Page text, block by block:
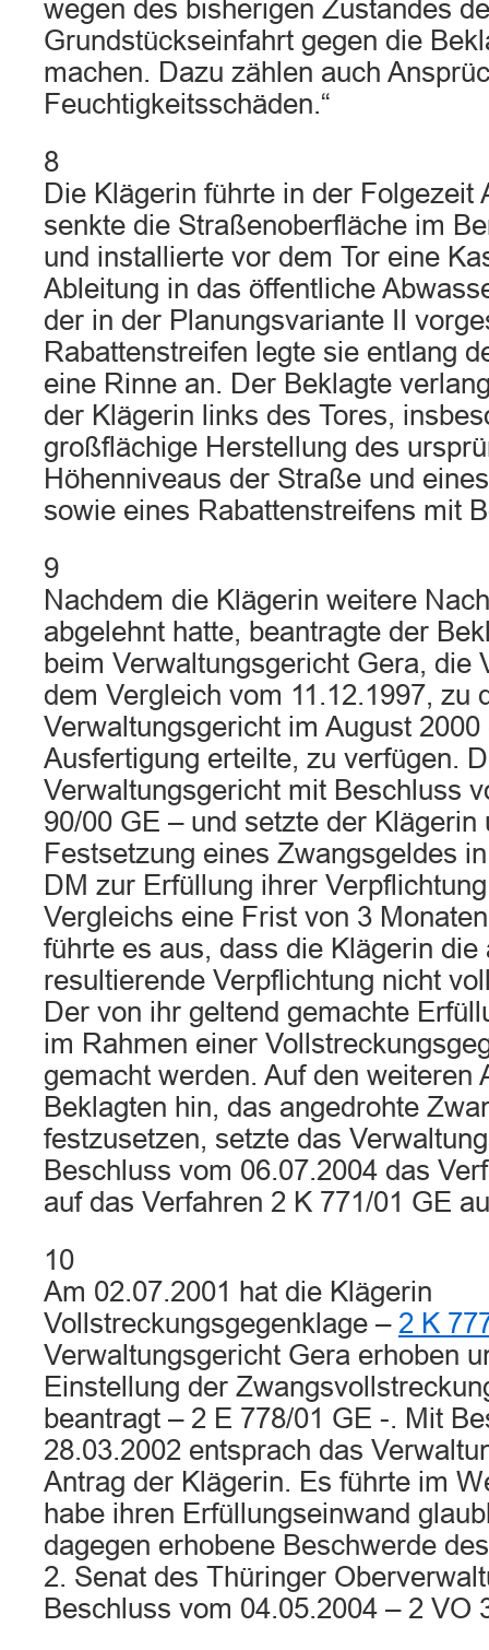
wegen des bisherigen Zustandes
Grundstückseinfahrt gegen die
machen. Dazu zählen auch
Feuchtigkeitsschäden.“
8
Die Klägerin führte in der Folgezeit
senkte die Straßenoberfläche im
und installierte vor dem Tor eine
Ableitung in das öffentliche
der in der Planungsvariante II
Rabattenstreifen legte sie entlang
eine Rinne an. Der Beklagte
der Klägerin links des Tores,
großflächige Herstellung des
Höhenniveaus der Straße und
sowie eines Rabattenstreifens mit
9
Nachdem die Klägerin weitere
abgelehnt hatte, beantragte der
beim Verwaltungsgericht Gera, die
dem Vergleich vom 11.12.1997, zu
Verwaltungsgericht im August
Ausfertigung erteilte, zu verfügen.
Verwaltungsgericht mit Beschluss
90/00 GE – und setzte der Klägerin
Festsetzung eines Zwangsgeldes
DM zur Erfüllung ihrer
Vergleichs eine Frist von 3
führte es aus, dass die Klägerin die
resultierende Verpflichtung nicht
Der von ihr geltend gemachte
im Rahmen einer
gemacht werden. Auf den weiteren
Beklagten hin, das angedrohte
festzusetzen, setzte das
Beschluss vom 06.07.2004 das
auf das Verfahren 2 K 771/01 GE
10
Am 02.07.2001 hat die Klägerin
Vollstreckungsgegenklage – 2 K
Verwaltungsgericht Gera erhoben
Einstellung der
beantragt – 2 E 778/01 GE -. Mit
28.03.2002 entsprach das
Antrag der Klägerin. Es führte im
habe ihren Erfüllungseinwand
dagegen erhobene Beschwerde
2. Senat des Thüringer
Beschluss vom 04.05.2004 – 2 VO